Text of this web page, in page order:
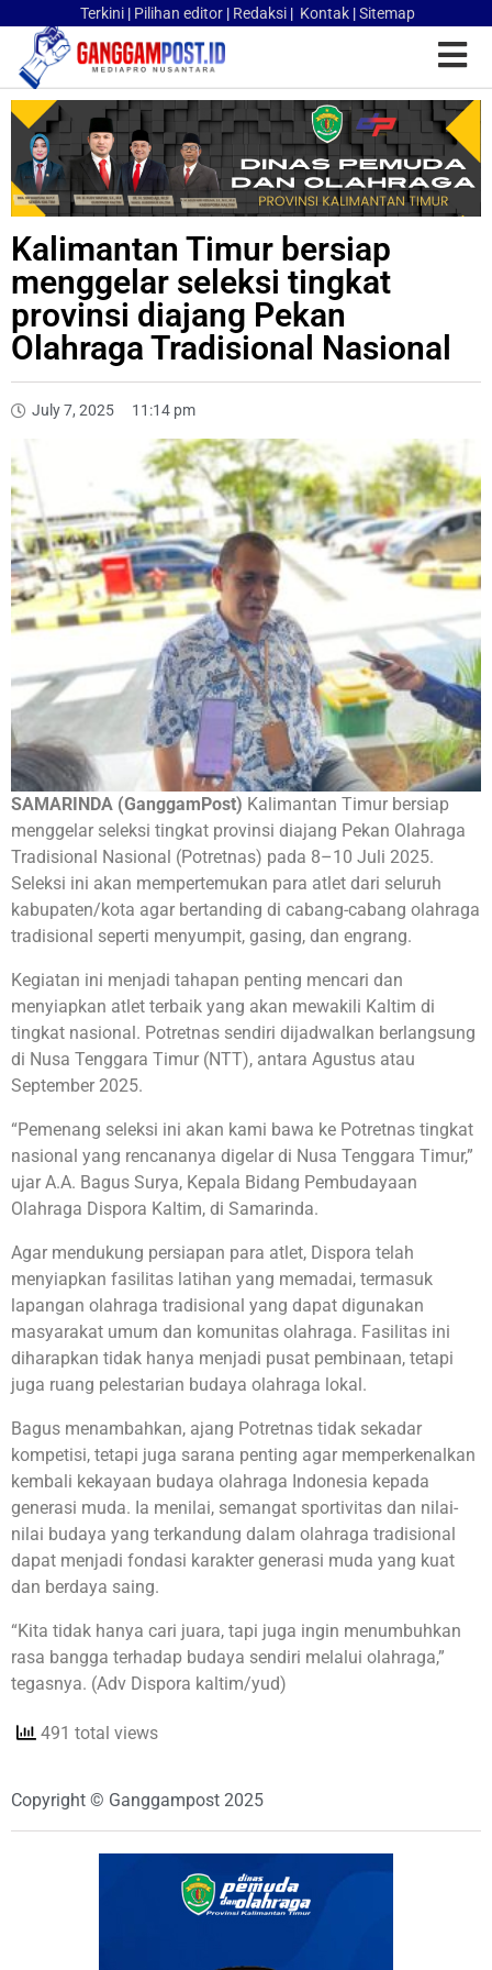
Terkini | Pilihan editor | Redaksi | Kontak |Sitemap
Kalimantan Timur bersiap
menggelar seleksi tingkat
provinsi diajang Pekan
Olahraga Tradisional Nasional
July 7, 2025 11:14 pm
SAMARINDA (GanggamPost) Kalimantan Timur bersiap
menggelar seleksi tingkat provinsi diajang Pekan Olahraga
Tradisional Nasional (Potretnas) pada 8–10 Juli 2025.
Seleksi ini akan mempertemukan para atlet dari seluruh
kabupaten/kota agar bertanding di cabang-cabang olahraga
tradisional seperti menyumpit, gasing, dan engrang.
Kegiatan ini menjadi tahapan penting mencari dan
menyiapkan atlet terbaik yang akan mewakili Kaltim di
tingkat nasional. Potretnas sendiri dijadwalkan berlangsung
di Nusa Tenggara Timur (NTT), antara Agustus atau
September 2025.
“Pemenang seleksi ini akan kami bawa ke Potretnas tingkat
nasional yang rencananya digelar di Nusa Tenggara Timur,”
ujar A.A. Bagus Surya, Kepala Bidang Pembudayaan
Olahraga Dispora Kaltim, di Samarinda.
Agar mendukung persiapan para atlet, Dispora telah
menyiapkan fasilitas latihan yang memadai, termasuk
lapangan olahraga tradisional yang dapat digunakan
masyarakat umum dan komunitas olahraga. Fasilitas ini
diharapkan tidak hanya menjadi pusat pembinaan, tetapi
juga ruang pelestarian budaya olahraga lokal.
Bagus menambahkan, ajang Potretnas tidak sekadar
kompetisi, tetapi juga sarana penting agar memperkenalkan
kembali kekayaan budaya olahraga Indonesia kepada
generasi muda. Ia menilai, semangat sportivitas dan nilai-
nilai budaya yang terkandung dalam olahraga tradisional
dapat menjadi fondasi karakter generasi muda yang kuat
dan berdaya saing.
“Kita tidak hanya cari juara, tapi juga ingin menumbuhkan
rasa bangga terhadap budaya sendiri melalui olahraga,”
tegasnya. (Adv Dispora kaltim/yud)
491 total views
Copyright © Ganggampost 2025